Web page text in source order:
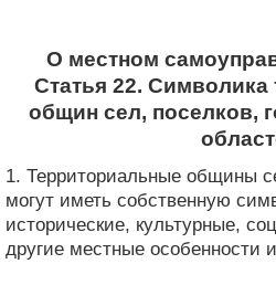
О местном
Статья 22.
общин сел, поселков,
1. Территориальные общины
могут иметь собственную
исторические, культурные,
другие местные особенности